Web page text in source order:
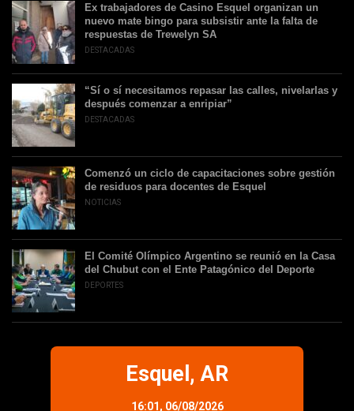
Ex trabajadores de Casino Esquel organizan un
nuevo mate bingo para subsistir ante la falta de
respuestas de Trewelyn SA
DESTACADAS
“Sí o sí necesitamos repasar las calles, nivelarlas y
después comenzar a enripiar”
DESTACADAS
Comenzó un ciclo de capacitaciones sobre gestión
de residuos para docentes de Esquel
NOTICIAS
El Comité Olímpico Argentino se reunió en la Casa
del Chubut con el Ente Patagónico del Deporte
DEPORTES
Esquel, AR
16:01, 06/08/2026